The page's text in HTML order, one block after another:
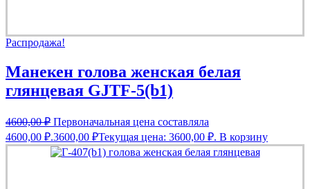
Распродажа!
Манекен голова женская белая
глянцевая GJTF-5(b1)
4600,00₽ Первоначальная цена составляла
4600,00 ₽.3600,00 ₽Текущая цена: 3600,00 ₽. В корзину